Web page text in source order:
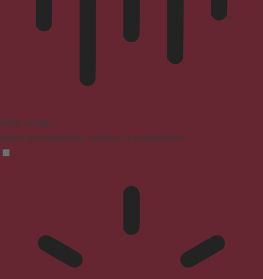
Mode aveugle
Réduit les distractions, améliore la concentration